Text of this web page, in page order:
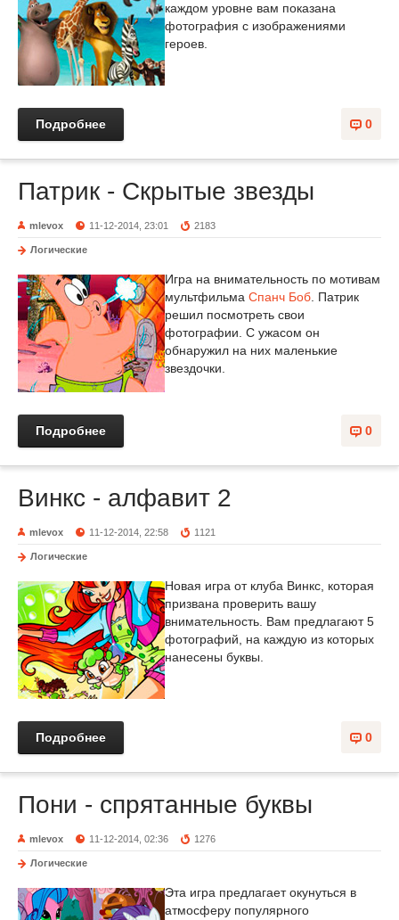
каждом уровне вам показана
фотография с изображениями
героев.
0
Подробнее
Патрик - Скрытые звезды
mlevox 11-12-2014, 23:01 2183
Логические
Игра на внимательность по мотивам
мультфильма Спанч Боб . Патрик
решил посмотреть свои
фотографии. С ужасом он
обнаружил на них маленькие
звездочки.
0
Подробнее
Винкс - алфавит 2
mlevox 11-12-2014, 22:58 1121
Логические
Новая игра от клуба Винкс, которая
призвана проверить вашу
внимательность. Вам предлагают 5
фотографий, на каждую из которых
нанесены буквы.
0
Подробнее
Пони - спрятанные буквы
mlevox 11-12-2014, 02:36 1276
Логические
Эта игра предлагает окунуться в
атмосферу популярного